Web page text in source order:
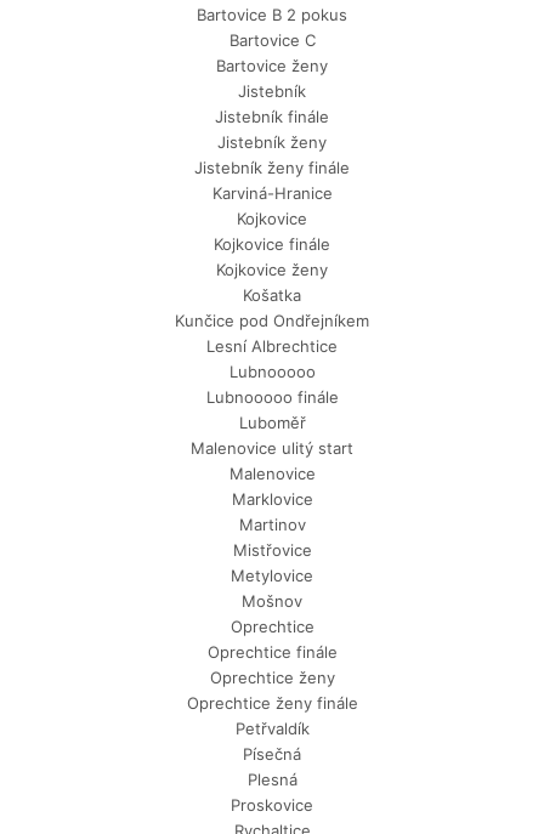
Bartovice B 2 pokus
Bartovice C
Bartovice ženy
Jistebník
Jistebník finále
Jistebník ženy
Jistebník ženy finále
Karviná-Hranice
Kojkovice
Kojkovice finále
Kojkovice ženy
Košatka
Kunčice pod Ondřejníkem
Lesní Albrechtice
Lubnooooo
Lubnooooo finále
Luboměř
Malenovice ulitý start
Malenovice
Marklovice
Martinov
Mistřovice
Metylovice
Mošnov
Oprechtice
Oprechtice finále
Oprechtice ženy
Oprechtice ženy finále
Petřvaldík
Písečná
Plesná
Proskovice
Rychaltice